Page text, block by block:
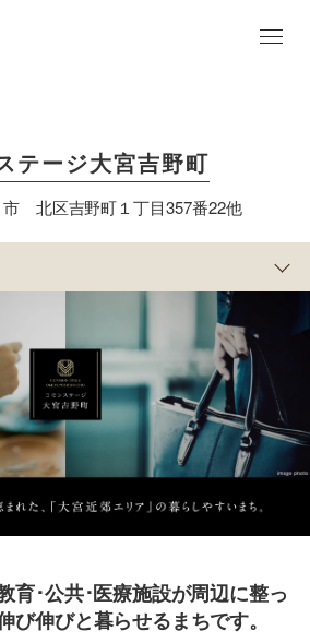
テージ大宮吉野町
北区吉野町１丁目357番22他
育･公共･医療施設が周辺に整っ
び伸びと暮らせるまちです。